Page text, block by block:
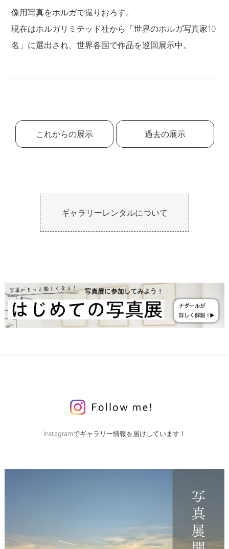
像用写真をホルガで撮りおろす。
現在はホルガリミテッド社から「世界のホルガ写真家10
名」に選出され、世界各国で作品を巡回展示中。
これからの展示 過去の展示
ギャラリーレンタルについて
Instagramでギャラリー情報を届けしています！